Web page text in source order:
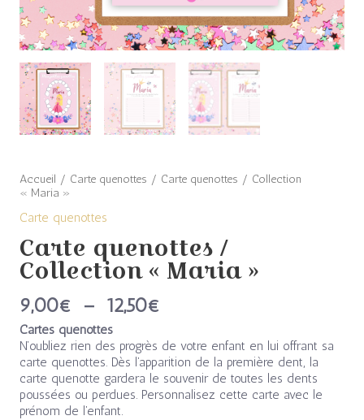
Accueil / Carte quenottes / Carte quenottes / Collection
« Maria »
Carte quenottes
Carte quenottes /
Collection « Maria »
9,00€ – 12,50€
Cartes quenottes
N’oubliez rien des progrès de votre enfant en lui offrant sa
carte quenottes. Dès l’apparition de la première dent, la
carte quenotte gardera le souvenir de toutes les dents
poussées ou perdues. Personnalisez cette carte avec le
prénom de l’enfant.